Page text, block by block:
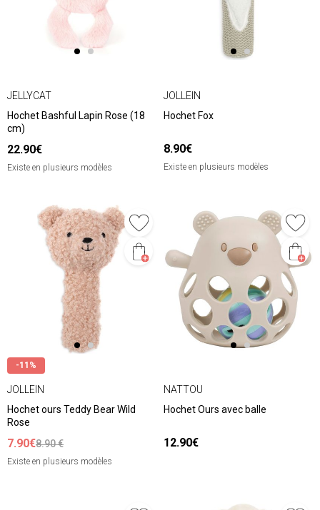
JELLYCAT
Hochet Bashful Lapin Rose (18
cm)
22.90€
Existe en plusieurs modèles
JOLLEIN
Hochet Fox
8.90€
Existe en plusieurs modèles
-11%
JOLLEIN
Hochet ours Teddy Bear Wild
Rose
7.90€8.90 €
Existe en plusieurs modèles
NATTOU
Hochet Ours avec balle
12.90€